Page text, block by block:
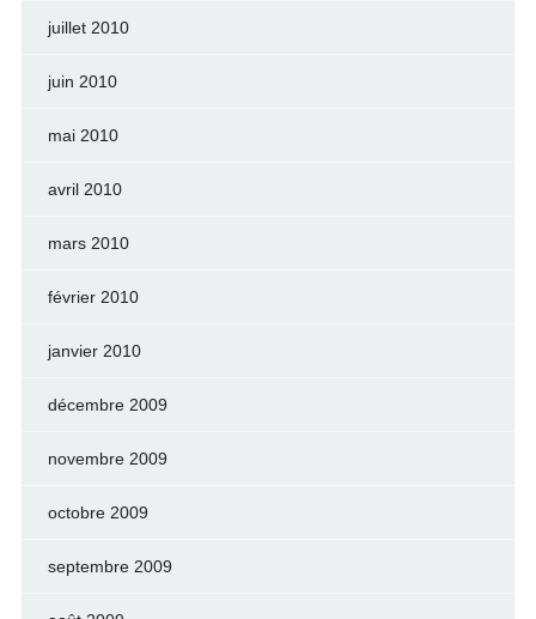
juillet 2010
juin 2010
mai 2010
avril 2010
mars 2010
février 2010
janvier 2010
décembre 2009
novembre 2009
octobre 2009
septembre 2009